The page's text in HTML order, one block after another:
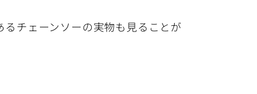
チェーンソーの実物も見ることが